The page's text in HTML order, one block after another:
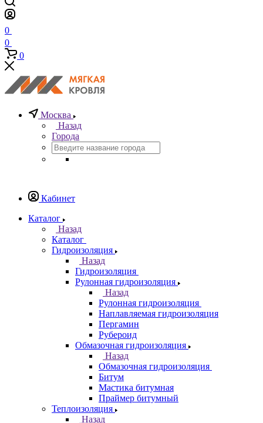
0
0
0
Москва
Назад
Города
Кабинет
Каталог
Назад
Каталог
Гидроизоляция
Назад
Гидроизоляция
Рулонная гидроизоляция
Назад
Рулонная гидроизоляция
Наплавляемая гидроизоляция
Пергамин
Рубероид
Обмазочная гидроизоляция
Назад
Обмазочная гидроизоляция
Битум
Мастика битумная
Праймер битумный
Теплоизоляция
Назад